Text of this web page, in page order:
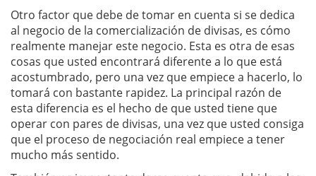
Otro factor que debe de tomar en cuenta si se dedica
al negocio de la comercialización de divisas, es cómo
realmente manejar este negocio. Esta es otra de esas
cosas que usted encontrará diferente a lo que está
acostumbrado, pero una vez que empiece a hacerlo, lo
tomará con bastante rapidez. La principal razón de
esta diferencia es el hecho de que usted tiene que
operar con pares de divisas, una vez que usted consiga
que el proceso de negociación real empiece a tener
mucho más sentido.